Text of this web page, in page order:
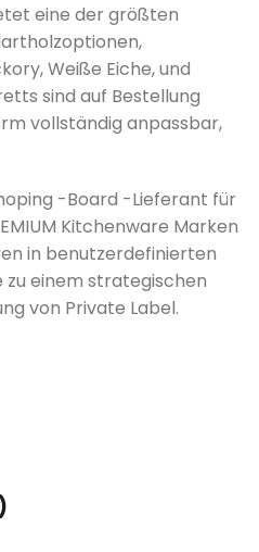
eine der größten
Weiße Eiche, und
sind auf Bestellung
vollständig anpassbar,
-Board -Lieferant für
MIUM Kitchenware Marken
in benutzerdefinierten
zu einem strategischen
von Private Label.